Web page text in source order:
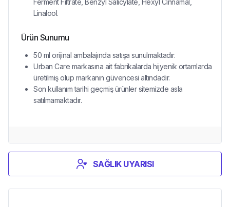
Linalool.
Ürün Sunumu
50 ml orijinal ambalajında satışa sunulmaktadır.
Urban Care markasına ait fabrikalarda hijyenik ortamlarda
üretilmiş olup markanın güvencesi altındadır.
Son kullanım tarihi geçmiş ürünler sitemizde asla
satılmamaktadır.
SAĞLIK UYARISI